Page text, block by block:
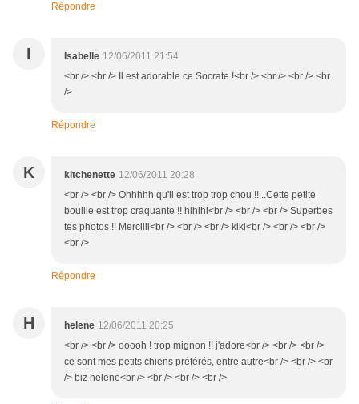
Répondre
I Isabelle 12/06/2011 21:54
<br /> <br /> Il est adorable ce Socrate !<br /> <br /> <br /> <br
/>
Répondre
K kitchenette 12/06/2011 20:28
<br /> <br /> Ohhhhh qu'il est trop trop chou !! ..Cette petite
bouille est trop craquante !! hihihi<br /> <br /> <br /> Superbes
tes photos !! Merciiii<br /> <br /> <br /> kiki<br /> <br /> <br />
<br />
Répondre
H helene 12/06/2011 20:25
<br /> <br /> ooooh ! trop mignon !! j'adore<br /> <br /> <br />
ce sont mes petits chiens préférés, entre autre<br /> <br /> <br
/> biz helene<br /> <br /> <br /> <br />